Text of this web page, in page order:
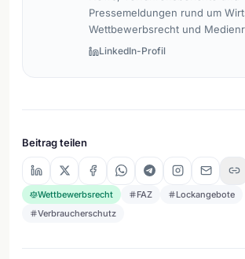
Pressemeldungen rund um
Wettbewerbsrecht und
LinkedIn-Profil
Beitrag teilen
Wettbewerbsrecht FAZ
Lockangebote
Verbraucherschutz